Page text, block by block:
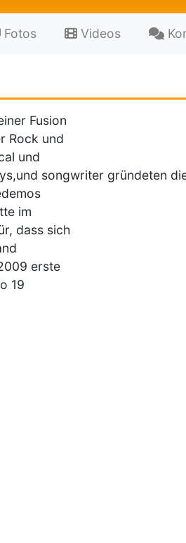
Fotos Videos
Fusion
Rock und
und
songwriter gründeten
im
dass sich
erste
19